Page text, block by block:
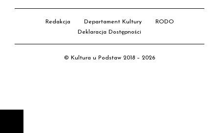
Redakcja Departament Kultury
RODO
Deklaracja Dostępności
© Kultura u Podstaw 2018 – 2026